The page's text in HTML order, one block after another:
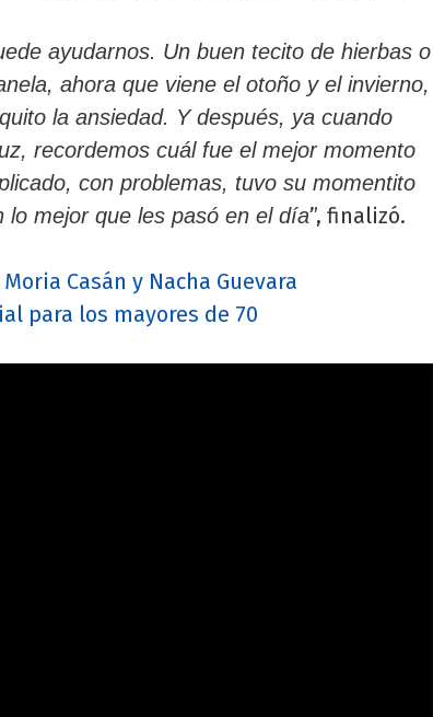
ayudarnos. Un buen tecito de hierbas o
ahora que viene el otoño y el invierno,
la ansiedad. Y después, ya cuando
recordemos cuál fue el mejor momento
con problemas, tuvo su momentito
mejor que les pasó en el día”, finalizó.
Casán y Nacha Guevara
para los mayores de 70